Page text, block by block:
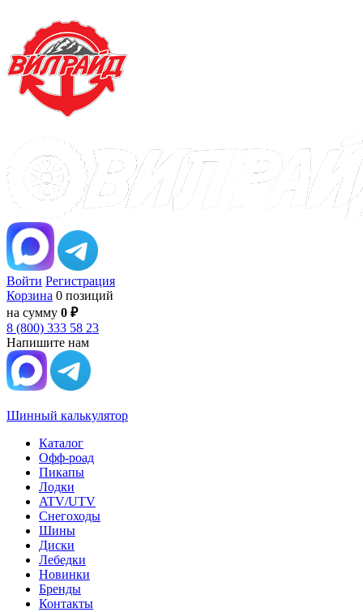
Войти Регистрация
Корзина 0 позиций
на сумму 0 ₽
8 (800) 333 58 23
Напишите нам
Шинный калькулятор
Каталог
Офф-роад
Пикапы
Лодки
ATV/UTV
Снегоходы
Шины
Диски
Лебедки
Новинки
Бренды
Контакты